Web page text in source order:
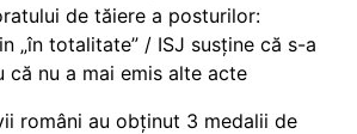
de tăiere a posturilor:
„în totalitate” / ISJ susține că s-a
nu a mai emis alte acte
români au obținut 3 medalii de